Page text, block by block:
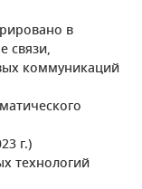
в
связи,
коммуникаций
г.)
технологий